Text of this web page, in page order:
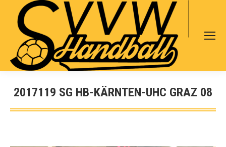
Search:
2017119 SG HB-KÄRNTEN-UHC GRAZ 08
Sie befinden sich hier: